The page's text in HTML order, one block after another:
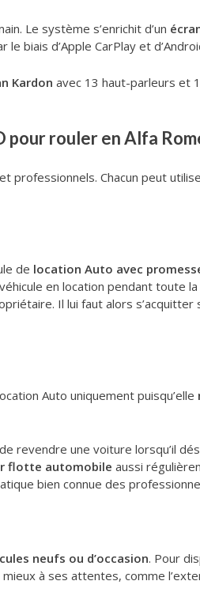
Le système s’enrichit d’un
biais d’Apple CarPlay et
Kardon avec 13 haut-parleurs et
pour rouler en Alfa
professionnels. Chacun peut
de location Auto avec
en location pendant toute
Il lui faut alors
Auto uniquement puisqu’elle
revendre une voiture lorsqu’il
flotte automobile aussi
bien connue des
neufs ou d’occasion. Pour
à ses attentes, comme